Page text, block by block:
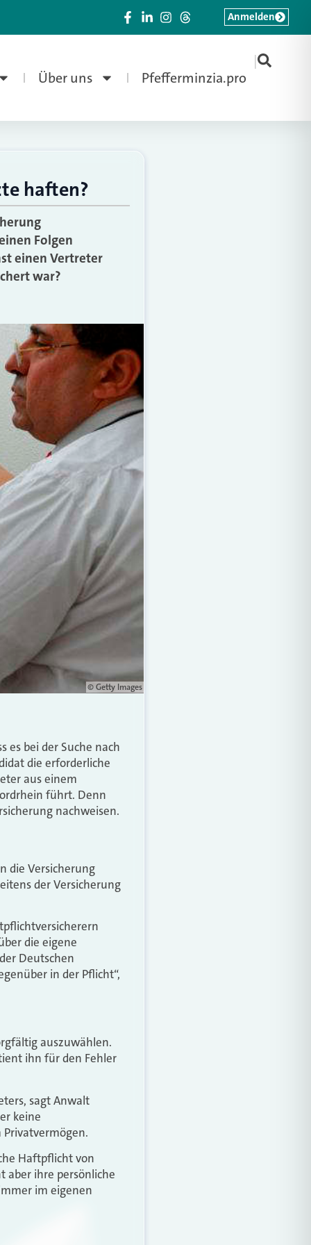
Über uns Pfefferminzia.pro
|
Anmelden
haften?
Folgen
einen Vertreter
war?
© Getty Images
es bei der Suche nach
die erforderliche
aus einem
führt. Denn
nachweisen.
die Versicherung
der Versicherung
die eigene
Deutschen
in der Pflicht“,
auszuwählen.
ihn für den Fehler
sagt Anwalt
keine
Haftpflicht von
aber ihre persönliche
im eigenen